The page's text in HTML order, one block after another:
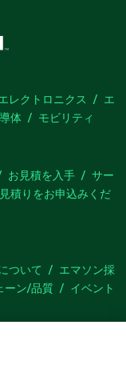
レクトロニクス
エ
体 モビリティ
お見積を入手
サー
積りをお申込みくだ
ついて
エマソン採
ーン/品質 イベント